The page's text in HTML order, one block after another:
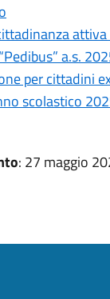
a.s.
per cittadini
scolastico
: 27 maggio